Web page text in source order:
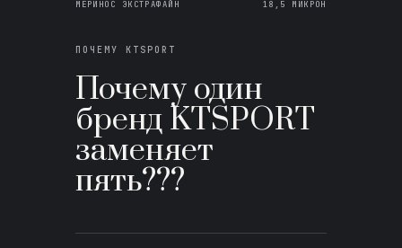
МЕРИНОС ЭКСТРАФАЙН 18,5 МИКРОН
ПОЧЕМУ KTSPORT
Почему один
бренд KTSPORT
заменяет
пять???